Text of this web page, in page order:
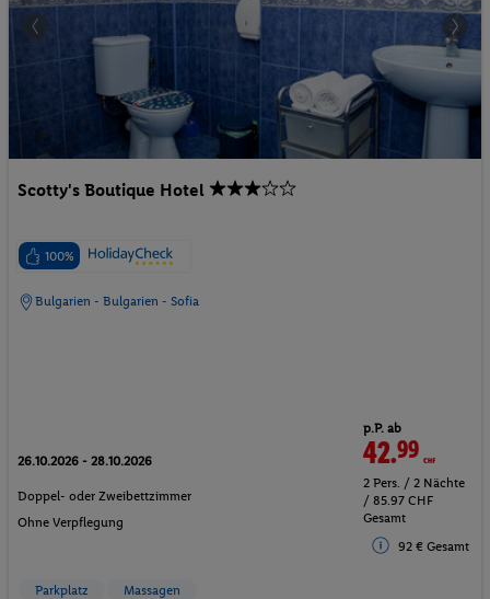
Scotty's Boutique Hotel
100%
Bulgarien - Bulgarien - Sofia
26.10.2026 - 28.10.2026
Doppel- oder Zweibettzimmer
Ohne Verpflegung
p.P. ab
42.99CHF
2 Pers. / 2 Nächte
/ 85.97 CHF
Gesamt
92 € Gesamt
Parkplatz Massagen